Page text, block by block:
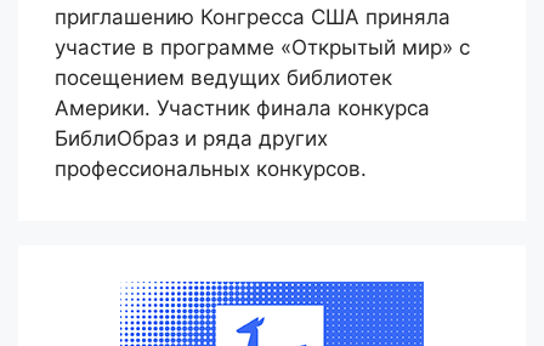
приглашению Конгресса США приняла
участие в программе «Открытый мир» с
посещением ведущих библиотек
Америки. Участник финала конкурса
БиблиОбраз и ряда других
профессиональных конкурсов.